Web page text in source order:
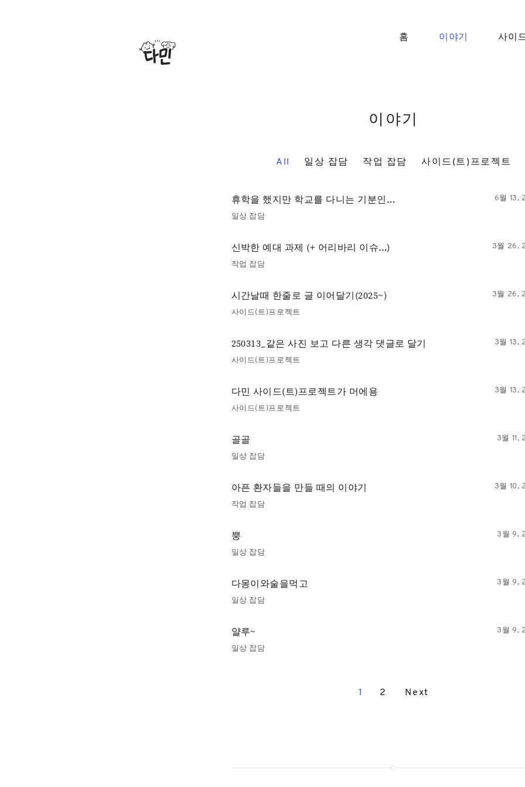
홈 이야기 사이
이야기
All 일상 잡담 작업 잡담 사이드(트)프로젝트
휴학을 했지만 학교를 다니는 기분인… 6월 13,
일상 잡담
신박한 예대 과제 (+ 어리바리 이슈…) 3월 26,
작업 잡담
시간날때 한줄로 글 이어달기(2025~) 3월 26,
사이드(트)프로젝트
250313_같은 사진 보고 다른 생각 댓글로 달기 3월 13,
사이드(트)프로젝트
다민 사이드(트)프로젝트가 머에용 3월 13,
사이드(트)프로젝트
골골 3월 11,
일상 잡담
아픈 환자들을 만들 때의 이야기 3월 10,
작업 잡담
뿡 3월 9,
일상 잡담
다몽이와술을먹고 3월 9,
일상 잡담
얄루~ 3월 9,
일상 잡담
1 2 Next